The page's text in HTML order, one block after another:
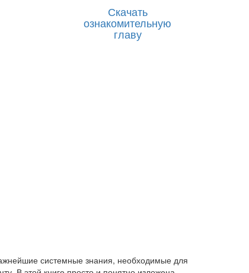
Скачать
ознакомительную
главу
системные знания, необходимые для